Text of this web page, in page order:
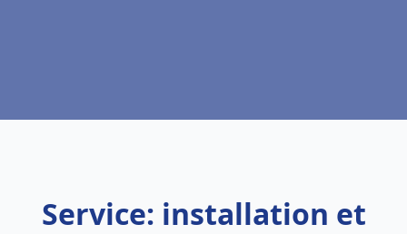
Service: installation et